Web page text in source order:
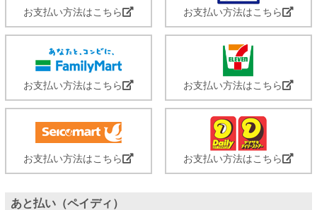
お支払い方法はこちら お支払い方法はこちら
お支払い方法はこちら お支払い方法はこちら
お支払い方法はこちら お支払い方法はこちら
あと払い（ペイディ）